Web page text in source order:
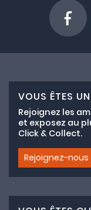
VOUS ÊTES
Rejoignez les
et exposez au
Click & Collect.
Rejoignez-nous